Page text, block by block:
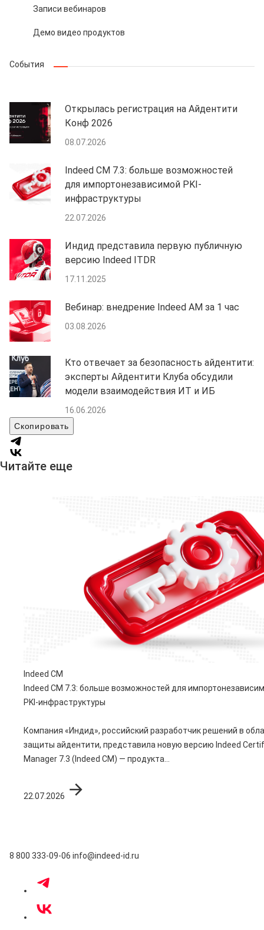
Записи вебинаров
Демо видео продуктов
События
Открылась регистрация на Айдентити
Конф 2026
08.07.2026
Indeed CM 7.3: больше возможностей
для импортонезависимой PKI-
инфраструктуры
22.07.2026
Индид представила первую публичную
версию Indeed ITDR
17.11.2025
Вебинар: внедрение Indeed AM за 1 час
03.08.2026
Кто отвечает за безопасность айдентити:
эксперты Айдентити Клуба обсудили
модели взаимодействия ИТ и ИБ
16.06.2026
Скопировать
Читайте еще
Indeed CM
Indeed CM 7.3: больше возможностей для
PKI-инфраструктуры
Компания «Индид», российский разработчик решений в
защиты айдентити, представила новую версию Indeed
Manager 7.3 (Indeed CM) — продукта...
22.07.2026
8 800 333-09-06 info@indeed-id.ru